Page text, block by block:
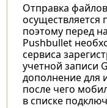
Отправка
осуществляется
поэтому перед
Pushbullet
сервиса
учетной записи
дополнение для
после чего
в списке